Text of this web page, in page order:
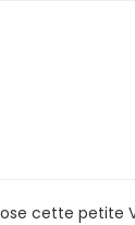
cette petite